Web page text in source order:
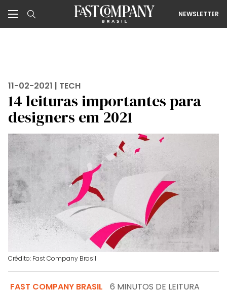
NEWSLETTER
11-02-2021 | TECH
14 leituras importantes para
designers em 2021
Crédito: Fast Company Brasil
FAST COMPANY BRASIL 6 MINUTOS DE LEITURA